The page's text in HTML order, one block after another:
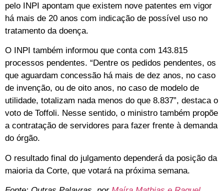
pelo INPI apontam que existem nove patentes em vigor
há mais de 20 anos com indicação de possível uso no
tratamento da doença.
O INPI também informou que conta com 143.815
processos pendentes. “Dentre os pedidos pendentes, os
que aguardam concessão há mais de dez anos, no caso
de invenção, ou de oito anos, no caso de modelo de
utilidade, totalizam nada menos do que 8.837”, destaca o
voto de Toffoli. Nesse sentido, o ministro também propõe
a contratação de servidores para fazer frente à demanda
do órgão.
O resultado final do julgamento dependerá da posição da
maioria da Corte, que votará na próxima semana.